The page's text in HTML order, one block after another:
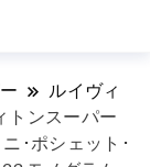
ルイヴィ
トンスーパー
･ポシェット･